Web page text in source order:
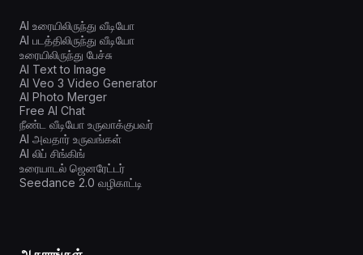
AI உரையிலிருந்து வீடியோ
AI படத்திலிருந்து வீடியோ
உரையிலிருந்து பேச்சு
AI Text to Image
AI Veo 3 Video Generator
AI Photo Merger
Free AI Chat
நீண்ட வீடியோ உருவாக்குபவர்
AI அவதார் உருவங்கள்
AI லிப் சிங்கிங்
உரையாடல் ஜெனரேட்டர்
Seedance 2.0 வழிகாட்டி